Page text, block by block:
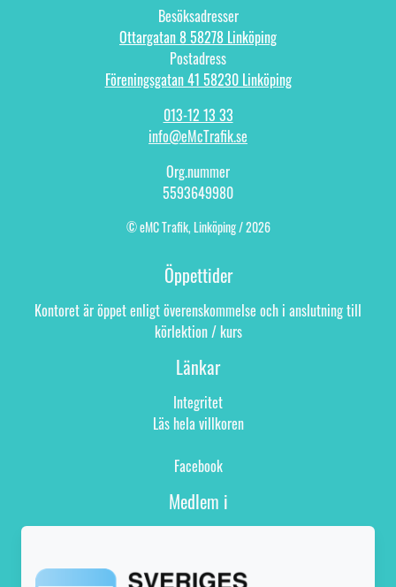
Besöksadresser
Ottargatan 8 58278 Linköping
Postadress
Föreningsgatan 41 58230 Linköping
013-12 13 33
info@eMcTrafik.se
Org.nummer
5593649980
© eMC Trafik, Linköping / 2026
Öppettider
Kontoret är öppet enligt överenskommelse och i anslutning till
körlektion / kurs
Länkar
Integritet
Läs hela villkoren
Facebook
Medlem i